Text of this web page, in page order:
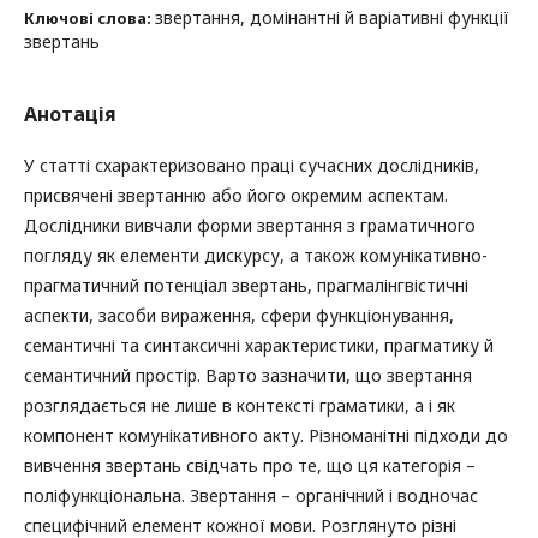
Ключові слова: звертання, домінантні й варіативні функції
звертань
Анотація
У статті схарактеризовано праці сучасних дослідників,
присвячені звертанню або його окремим аспектам.
Дослідники вивчали форми звертання з граматичного
погляду як елементи дискурсу, а також комунікативно-
прагматичний потенціал звертань, прагмалінгвістичні
аспекти, засоби вираження, сфери функціонування,
семантичні та синтаксичні характеристики, прагматику й
семантичний простір. Варто зазначити, що звертання
розглядається не лише в контексті граматики, а і як
компонент комунікативного акту. Різноманітні підходи до
вивчення звертань свідчать про те, що ця категорія –
поліфункціональна. Звертання – органічний і водночас
специфічний елемент кожної мови. Розглянуто різні